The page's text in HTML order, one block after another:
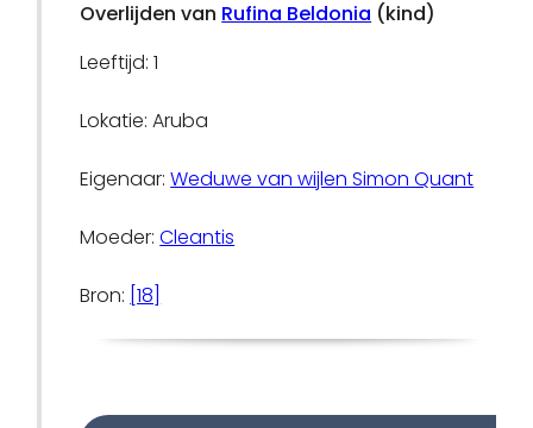
Overlijden van Rufina Beldonia (kind)
Leeftijd: 1
Lokatie: Aruba
Eigenaar:Weduwe van wijlen Simon Quant
Moeder:Cleantis
Bron: [18]